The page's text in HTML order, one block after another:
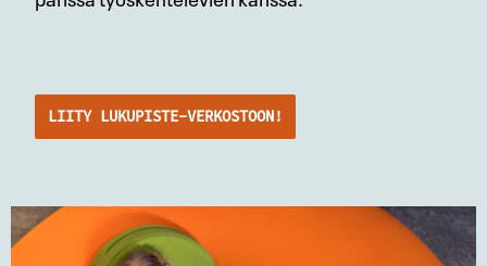
LIITY LUKUPISTE-VERKOSTOON!